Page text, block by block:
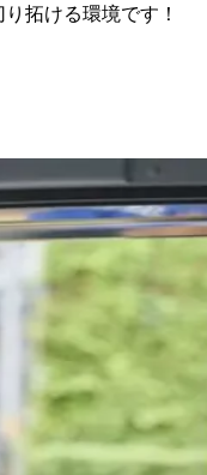
拓ける環境です！